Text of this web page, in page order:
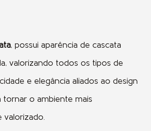
, possui aparência de cascata
valorizando todos os tipos de
e elegância aliados ao design
tornar o ambiente mais
valorizado.